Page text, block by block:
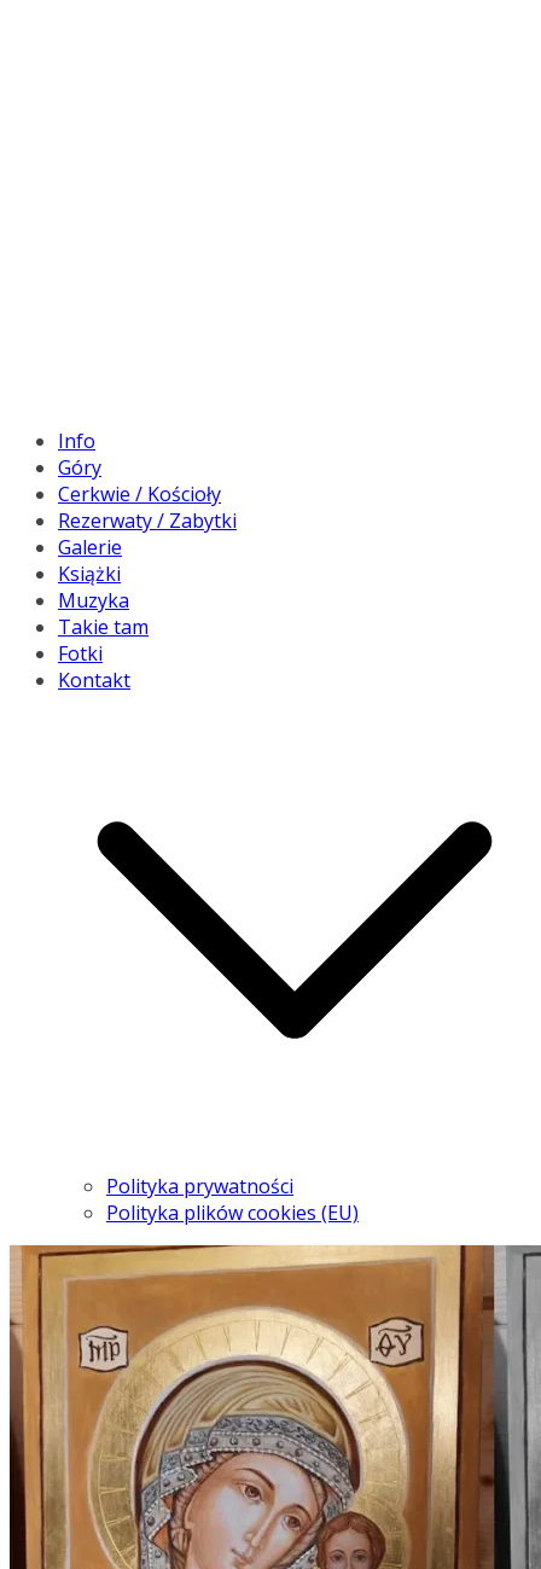
Info
Góry
Cerkwie / Kościoły
Rezerwaty / Zabytki
Galerie
Książki
Muzyka
Takie tam
Fotki
Kontakt
Polityka prywatności
Polityka plików cookies (EU)